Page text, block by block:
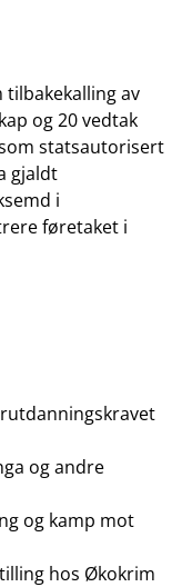
av
og 20 vedtak
statsautorisert
gjaldt
i
føretaket i
og andre
og kamp mot
hos Økokrim